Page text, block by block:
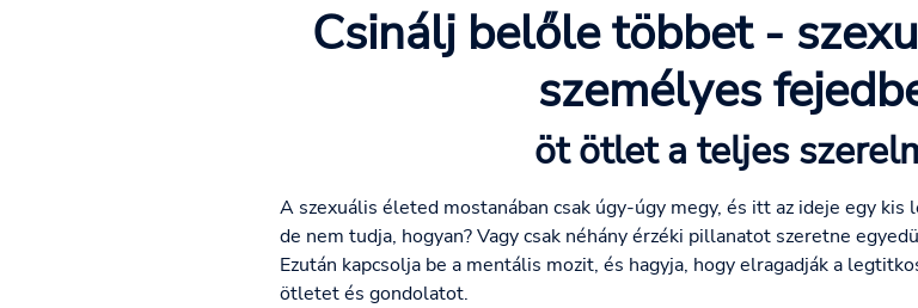
Csinálj belőle többet -
személyes
öt ötlet a teljes
A szexuális életed mostanában csak úgy-úgy megy, és itt az ideje egy
de nem tudja, hogyan? Vagy csak néhány érzéki pillanatot szeretne
Ezután kapcsolja be a mentális mozit, és hagyja, hogy elragadják a
ötletet és gondolatot.